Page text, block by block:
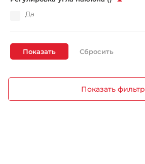
Да
Показать
Показать фильтр